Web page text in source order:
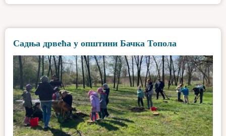
Садња дрвећа у општини Бачка Топола